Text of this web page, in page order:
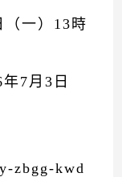
一）13時
7月3日
zbgg-kwd